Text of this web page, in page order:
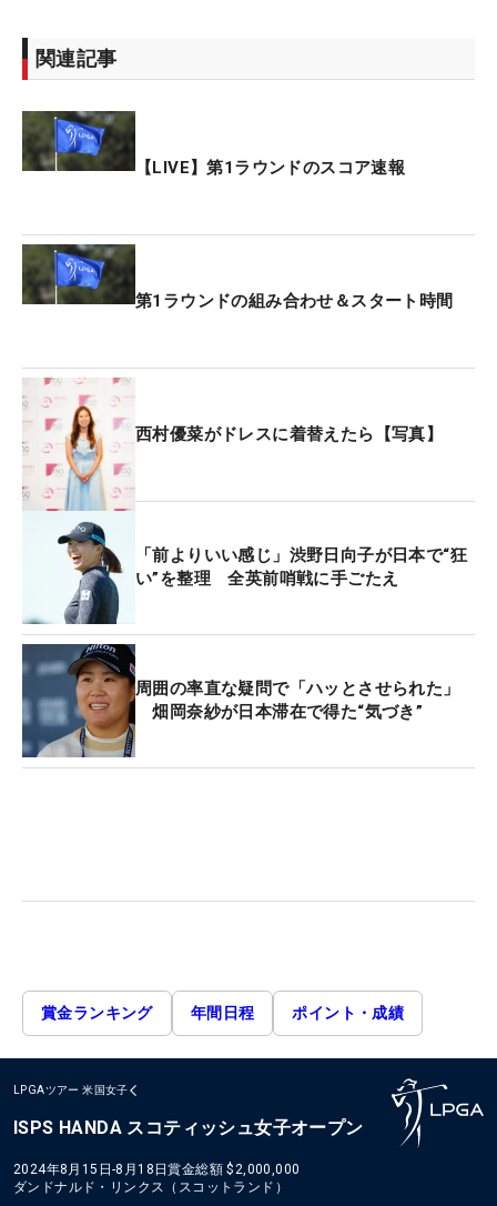
関連記事
【LIVE】第1ラウンドのスコア速報
第1ラウンドの組み合わせ＆スタート時間
西村優菜がドレスに着替えたら【写真】
「前よりいい感じ」渋野日向子が日本で“狂
い”を整理 全英前哨戦に手ごたえ
周囲の率直な疑問で「ハッとさせられた」
畑岡奈紗が日本滞在で得た“気づき”
賞金ランキング 年間日程 ポイント・成績
LPGAツアー 米国女子
ISPS HANDA スコティッシュ女子オープン
2024年8月15日-8月18日賞金総額 $2,000,000
ダンドナルド・リンクス（スコットランド）